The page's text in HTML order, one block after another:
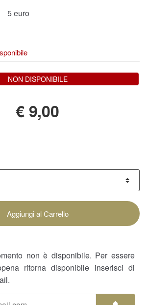
5 euro
NON DISPONIBILE
€ 9,00
Aggiungi al Carrello
non è disponibile. Per essere
ritorna disponibile inserisci di